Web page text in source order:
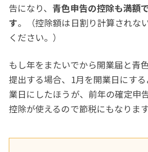
告になり、 青色申告の控除も満額
す。（控除額は日割り計算されな
ください。）
もし年をまたいでから開業届と青
提出する場合、1月を開業日にす
業日にしたほうが、前年の確定申
控除が使えるので節税にもなります